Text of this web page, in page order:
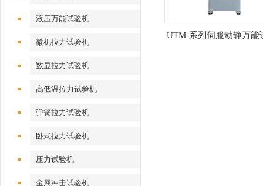
液压万能试验机
微机拉力试验机
数显拉力试验机
高低温拉力试验机
弹簧拉力试验机
卧式拉力试验机
压力试验机
金属冲击试验机
UTM-系列伺服动静万能